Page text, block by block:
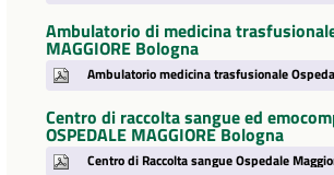
Ambulatorio di medicina trasfusionale
MAGGIORE Bologna
Centro di raccolta sangue ed
OSPEDALE MAGGIORE Bologna
Centro di Raccolta sangue Ospedale